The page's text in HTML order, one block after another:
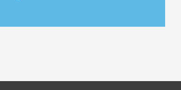
EU sätter press på Meta – och ett nytt